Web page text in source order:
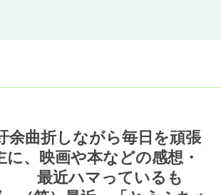
余曲折しながら毎日を頑張
、映画や本などの感想・
最近ハマっているも